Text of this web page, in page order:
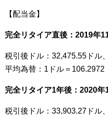
【配当金】
完全リタイア直後：2019年
税引後ドル：32,475.55ドル
平均為替：1ドル＝106.2972
完全リタイア1年後：2020年
税引後ドル：33,903.27ドル